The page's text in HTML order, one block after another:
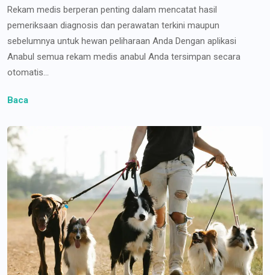
Rekam medis berperan penting dalam mencatat hasil
pemeriksaan diagnosis dan perawatan terkini maupun
sebelumnya untuk hewan peliharaan Anda Dengan aplikasi
Anabul semua rekam medis anabul Anda tersimpan secara
otomatis...
Baca